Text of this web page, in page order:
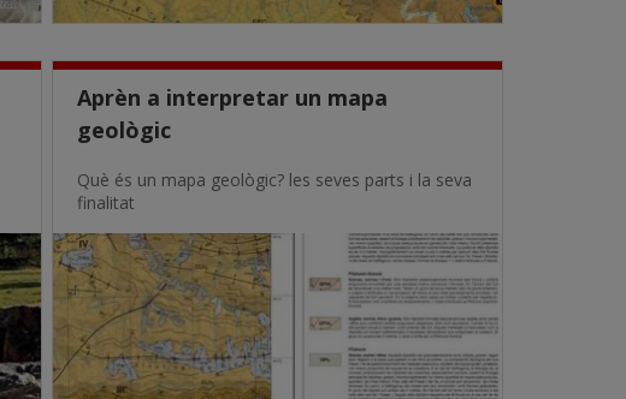
Aprèn a interpretar un mapa
geològic
Què és un mapa geològic? les seves parts i la seva
finalitat